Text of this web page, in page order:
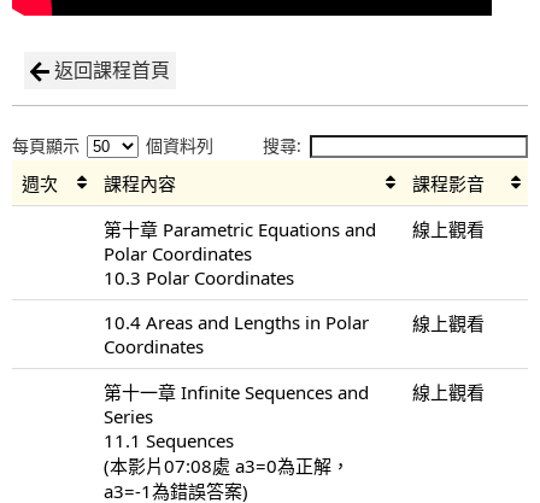
返回課程首頁
每頁顯示 個資料列 搜尋:
週次 課程內容
課程影音
第十章 Parametric Equations and
Polar Coordinates
10.3 Polar Coordinates
線上觀看
10.4 Areas and Lengths in Polar
Coordinates
線上觀看
第十一章 Infinite Sequences and
Series
11.1 Sequences
(本影片07:08處 a3=0為正解，
a3=-1為錯誤答案)
線上觀看